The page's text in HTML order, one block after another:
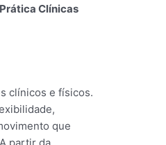
Clínicas
clínicos e físicos.
que